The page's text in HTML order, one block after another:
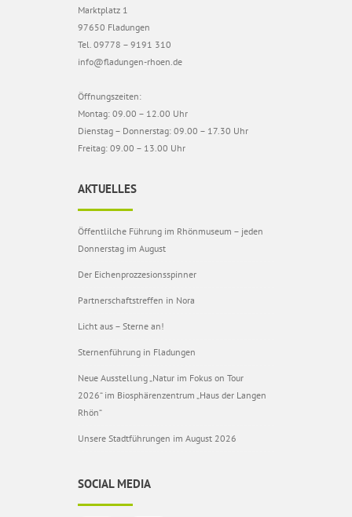
Marktplatz 1
97650 Fladungen
Tel. 09778 – 9191 310
info@fladungen-rhoen.de
Öffnungszeiten:
Montag: 09.00 – 12.00 Uhr
Dienstag – Donnerstag: 09.00 – 17.30 Uhr
Freitag: 09.00 – 13.00 Uhr
AKTUELLES
Öffentlilche Führung im Rhönmuseum – jeden
Donnerstag im August
Der Eichenprozzesionsspinner
Partnerschaftstreffen in Nora
Licht aus – Sterne an!
Sternenführung in Fladungen
Neue Ausstellung „Natur im Fokus on Tour
2026“ im Biosphärenzentrum „Haus der Langen
Rhön“
Unsere Stadtführungen im August 2026
SOCIAL MEDIA